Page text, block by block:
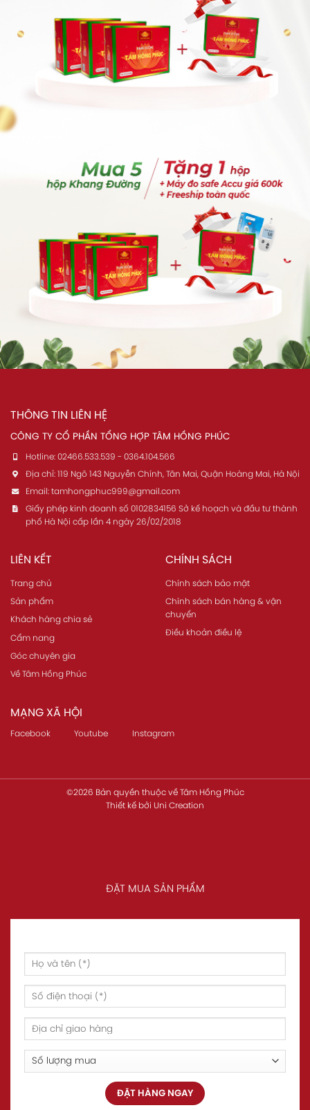
THÔNG TIN LIÊN HỆ
CÔNG TY CỔ PHẦN TỔNG HỢP TÂM HỒNG PHÚC
Hotline: 02466.533.539 - 0364.104.566
Địa chỉ: 119 Ngõ 143 Nguyễn Chính, Tân Mai, Quận Hoàng Mai, Hà Nội
Email: tamhongphuc999@gmail.com
Giấy phép kinh doanh số 0102834156 Sở kế hoạch và đầu tư thành
phố Hà Nội cấp lần 4 ngày 26/02/2018
LIÊN KẾT
Trang chủ
Sản phẩm
Khách hàng chia sẻ
Cẩm nang
Góc chuyên gia
Về Tâm Hồng Phúc
CHÍNH SÁCH
Chính sách bảo mật
Chính sách bán hàng & vận
chuyển
Điều khoản điều lệ
MẠNG XÃ HỘI
Facebook Youtube Instagram
©2026 Bản quyền thuộc về Tâm Hồng Phúc
Thiết kế bởi Uni Creation
ĐẶT MUA SẢN PHẨM